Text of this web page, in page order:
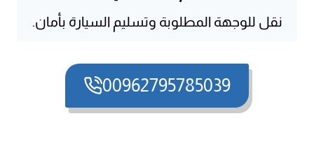
نقل للوجهة المطلوبة وتسليم السيارة بأمان.
00962795785039